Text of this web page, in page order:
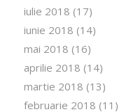
iulie 2018 (17)
iunie 2018 (14)
mai 2018 (16)
aprilie 2018 (14)
martie 2018 (13)
februarie 2018 (11)